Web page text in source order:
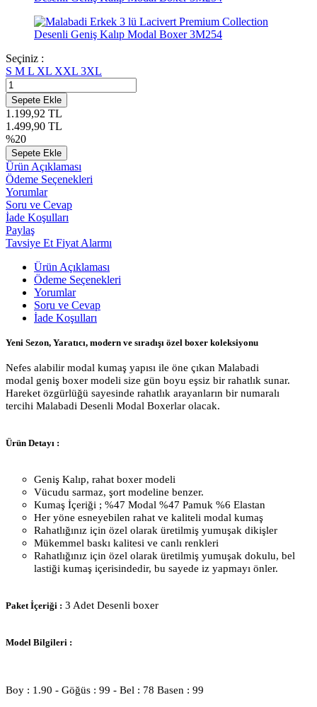
Seçiniz :
S M L XL XXL 3XL
Sepete Ekle
1.199,92 TL
1.499,90 TL
%20
Sepete Ekle
Ürün Açıklaması
Ödeme Seçenekleri
Yorumlar
Soru ve Cevap
İade Koşulları
Paylaş
Tavsiye Et Fiyat Alarmı
Ürün Açıklaması
Ödeme Seçenekleri
Yorumlar
Soru ve Cevap
İade Koşulları
Yeni Sezon, Yaratıcı, modern ve sıradışı özel boxer koleksiyonu
Nefes alabilir modal kumaş yapısı ile öne çıkan Malabadi
modal geniş boxer modeli size gün boyu eşsiz bir rahatlık sunar.
Hareket özgürlüğü sayesinde rahatlık arayanların bir numaralı
tercihi Malabadi Desenli Modal Boxerlar olacak.
Ürün Detayı :
Geniş Kalıp, rahat boxer modeli
Vücudu sarmaz, şort modeline benzer.
Kumaş İçeriği ; %47 Modal %47 Pamuk %6 Elastan
Her yöne esneyebilen rahat ve kaliteli modal kumaş
Rahatlığınız için özel olarak üretilmiş yumuşak dikişler
Mükemmel baskı kalitesi ve canlı renkleri
Rahatlığınız için özel olarak üretilmiş yumuşak dokulu, bel
lastiği kumaş içerisindedir, bu sayede iz yapmayı önler.
Paket İçeriği : 3 Adet Desenli boxer
Model Bilgileri :
Boy : 1.90 - Göğüs : 99 - Bel : 78 Basen : 99